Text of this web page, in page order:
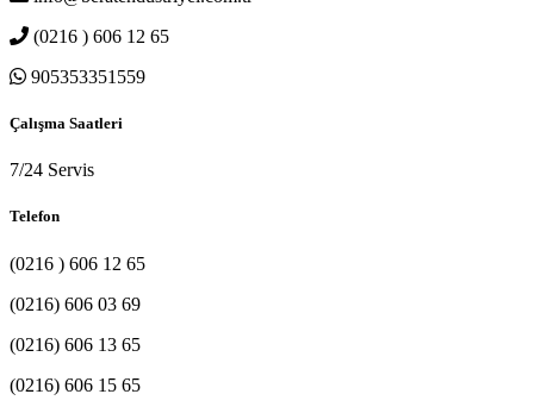
(0216 ) 606 12 65
905353351559
Çalışma Saatleri
7/24 Servis
Telefon
(0216 ) 606 12 65
(0216) 606 03 69
(0216) 606 13 65
(0216) 606 15 65